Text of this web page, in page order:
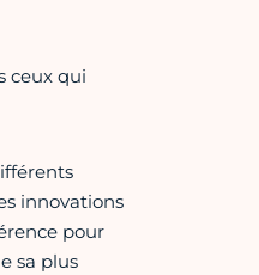
ceux qui
innovations
pour
sa plus